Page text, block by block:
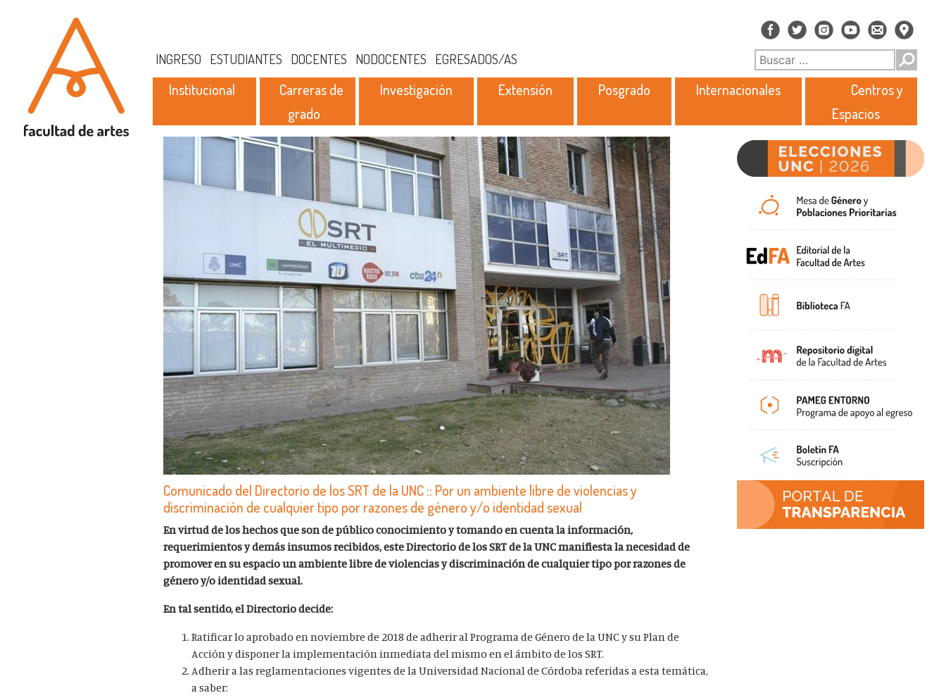
INGRESO ESTUDIANTES DOCENTES NODOCENTES EGRESADOS/AS
Institucional
Carreras de
grado
Investigación Extensión Posgrado Internacionales
Centros y
Espacios
Comunicado del Directorio de los SRT de la UNC :: Por un ambiente libre de violencias y
discriminación de cualquier tipo por razones de género y/o identidad sexual
En virtud de los hechos que son de público conocimiento y tomando en cuenta la información,
requerimientos y demás insumos recibidos, este Directorio de los SRT de la UNC manifiesta la necesidad de
promover en su espacio un ambiente libre de violencias y discriminación de cualquier tipo por razones de
género y/o identidad sexual.
En tal sentido, el Directorio decide:
Ratificar lo aprobado en noviembre de 2018 de adherir al Programa de Género de la UNC y su Plan de
Acción y disponer la implementación inmediata del mismo en el ámbito de los SRT.
Adherir a las reglamentaciones vigentes de la Universidad Nacional de Córdoba referidas a esta temática,
a saber: